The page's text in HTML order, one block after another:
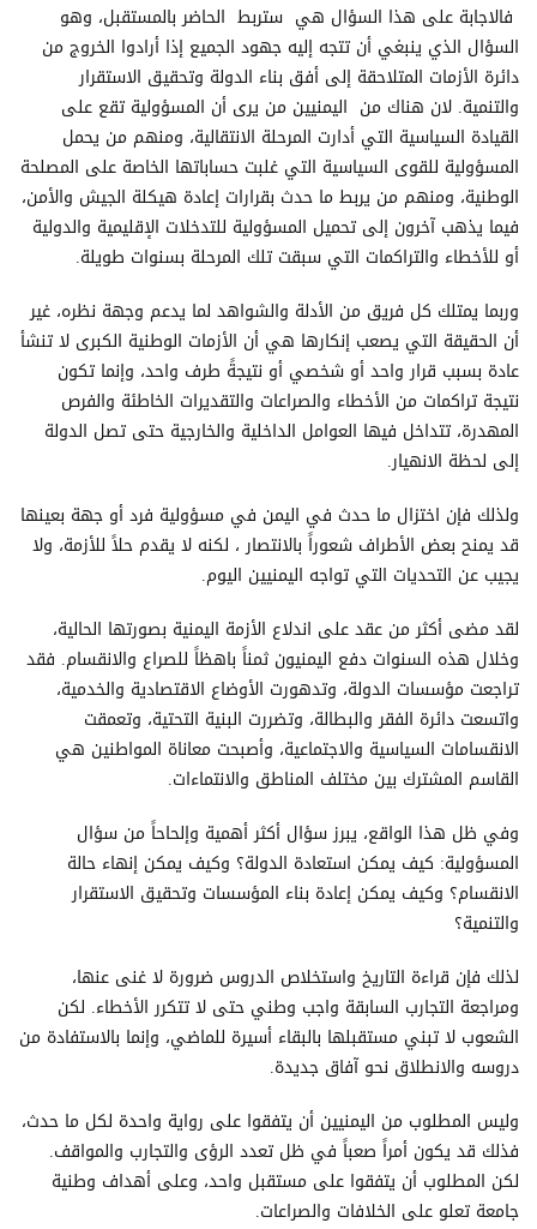
فالاجابة على هذا السؤال هي ستربط الحاضر بالمستقبل، وهو
السؤال الذي ينبغي أن تتجه إليه جهود الجميع إذا أرادوا الخروج من
دائرة الأزمات المتلاحقة إلى أفق بناء الدولة وتحقيق الاستقرار
والتنمية. لان هناك من اليمنيين من يرى أن المسؤولية تقع على
القيادة السياسية التي أدارت المرحلة الانتقالية، ومنهم من يحمل
المسؤولية للقوى السياسية التي غلبت حساباتها الخاصة على المصلحة
الوطنية، ومنهم من يربط ما حدث بقرارات إعادة هيكلة الجيش والأمن،
فيما يذهب آخرون إلى تحميل المسؤولية للتدخلات الإقليمية والدولية
أو للأخطاء والتراكمات التي سبقت تلك المرحلة بسنوات طويلة.
وربما يمتلك كل فريق من الأدلة والشواهد لما يدعم وجهة نظره، غير
أن الحقيقة التي يصعب إنكارها هي أن الأزمات الوطنية الكبرى لا تنشأ
عادة بسبب قرار واحد أو شخصي أو نتيجةً طرف واحد، وإنما تكون
نتيجة تراكمات من الأخطاء والصراعات والتقديرات الخاطئة والفرص
المهدرة، تتداخل فيها العوامل الداخلية والخارجية حتى تصل الدولة
إلى لحظة الانهيار.
ولذلك فإن اختزال ما حدث في اليمن في مسؤولية فرد أو جهة بعينها
قد يمنح بعض الأطراف شعوراً بالانتصار ، لكنه لا يقدم حلاً للأزمة، ولا
يجيب عن التحديات التي تواجه اليمنيين اليوم.
لقد مضى أكثر من عقد على اندلاع الأزمة اليمنية بصورتها الحالية،
وخلال هذه السنوات دفع اليمنيون ثمناً باهظاً للصراع والانقسام. فقد
تراجعت مؤسسات الدولة، وتدهورت الأوضاع الاقتصادية والخدمية،
واتسعت دائرة الفقر والبطالة، وتضررت البنية التحتية، وتعمقت
الانقسامات السياسية والاجتماعية، وأصبحت معاناة المواطنين هي
القاسم المشترك بين مختلف المناطق والانتماءات.
وفي ظل هذا الواقع، يبرز سؤال أكثر أهمية وإلحاحاً من سؤال
المسؤولية: كيف يمكن استعادة الدولة؟ وكيف يمكن إنهاء حالة
الانقسام؟ وكيف يمكن إعادة بناء المؤسسات وتحقيق الاستقرار
والتنمية؟
لذلك فإن قراءة التاريخ واستخلاص الدروس ضرورة لا غنى عنها،
ومراجعة التجارب السابقة واجب وطني حتى لا تتكرر الأخطاء. لكن
الشعوب لا تبني مستقبلها بالبقاء أسيرة للماضي، وإنما بالاستفادة من
دروسه والانطلاق نحو آفاق جديدة.
وليس المطلوب من اليمنيين أن يتفقوا على رواية واحدة لكل ما حدث،
فذلك قد يكون أمراً صعباً في ظل تعدد الرؤى والتجارب والمواقف.
لكن المطلوب أن يتفقوا على مستقبل واحد، وعلى أهداف وطنية
جامعة تعلو على الخلافات والصراعات.